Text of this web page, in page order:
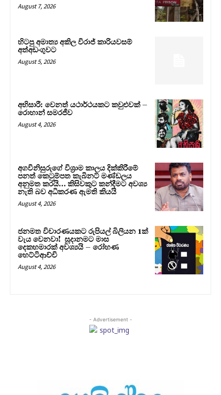
August 7, 2026
හිටපු අමාත්‍ය අකිල විරාජ් කාරියවසම්
අත්අඩංගුවට
August 5, 2026
අභිසාරී: වෙනත් යථාර්ථයකට කවුළුවක් –
රොහාන් සමරජීව
August 4, 2026
අගවිනිසුරුගේ විශ්‍රාම කාලය දික්කිරීමේ
පනත් කෙටුම්පත කැබිනට් මණ්ඩලය
අනුමත කරයි… කිසිවකුට කන්දීමට අවශ්‍ය
නැති බව අධිකරණ ඇමති කියයි
August 4, 2026
ජනමත විචාරණයකට රුපියල් බිලියන 1ක්
වැය වෙනවා! සූදානමට මාස
දෙකහමාරක් අවශ්‍යයි – රෝහණ
හෙට්ටිආච්චි
August 4, 2026
- Advertisement -